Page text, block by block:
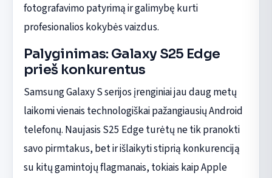
fotografavimo patyrimą ir galimybę kurti
profesionalios kokybės vaizdus.
Palyginimas: Galaxy S25 Edge
prieš konkurentus
Samsung Galaxy S serijos įrenginiai jau daug metų
laikomi vienais technologiškai pažangiausių Android
telefonų. Naujasis S25 Edge turėtų ne tik pranokti
savo pirmtakus, bet ir išlaikyti stiprią konkurenciją
su kitų gamintojų flagmanais, tokiais kaip Apple